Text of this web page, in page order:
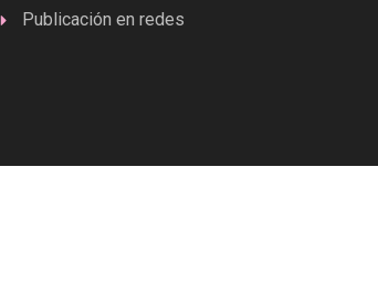
Publicación en redes